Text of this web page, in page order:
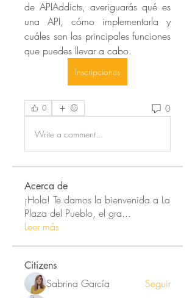
de APIAddicts, averiguarás qué es
una API, cómo implementarla y
cuáles son las principales funciones
que puedes llevar a cabo.
Inscripciones
0 0
Write a comment...
Acerca de
¡Hola! Te damos la bienvenida a La
Plaza del Pueblo, el gra...
Leer más
Citizens
Sabrina García
Seguir